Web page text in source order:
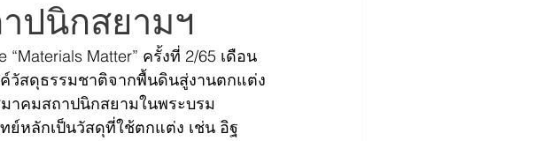
ปนิกสยามฯ
Matter” ครั้งที่ 2/65 เดือน
ค์วัสดุธรรมชาติจากพื้นดินสู่งานตกแต่ง
าคมสถาปนิกสยามในพระบรม
ย์หลักเป็นวัสดุที่ใช้ตกแต่ง เช่น อิฐ